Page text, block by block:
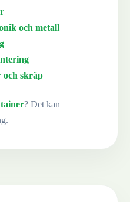
och metall
och skräp
? Det kan